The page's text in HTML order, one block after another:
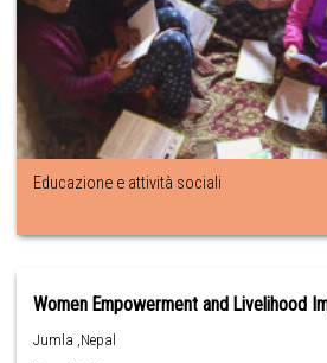
Educazione e attività sociali
Women Empowerment and Livelihood
Jumla ,Nepal